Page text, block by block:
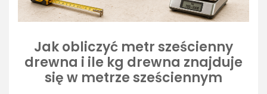
Jak obliczyć metr sześcienny
drewna i ile kg drewna znajduje
się w metrze sześciennym